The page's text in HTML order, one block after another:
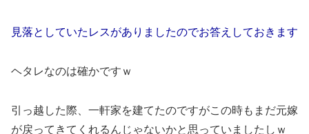
見落としていたレスがありましたのでお答えしておきます
ヘタレなのは確かですｗ
引っ越した際、一軒家を建てたのですがこの時もまだ元嫁
が戻ってきてくれるんじゃないかと思っていましたしｗ